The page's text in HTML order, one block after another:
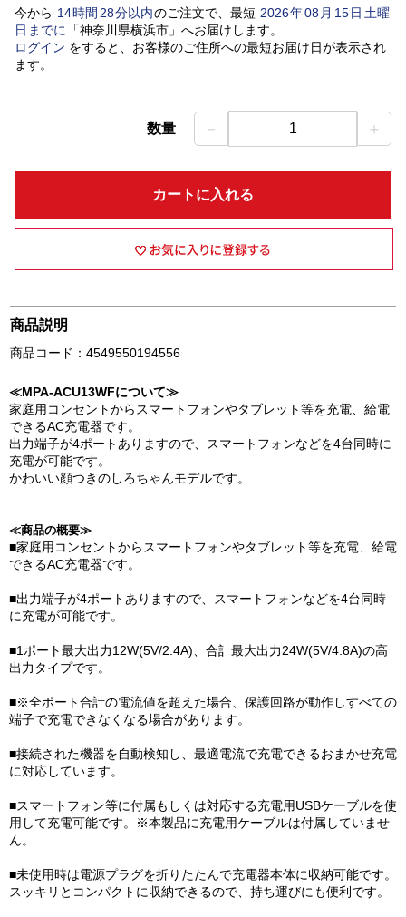
今から 14時間 28分以内のご注文で、最短 2026年08 月 15日土曜
日 までに 「神奈川県横浜市」 へお届けします。
ログイン をすると、お客様のご住所への最短お届け日が表示され
ます。
数量 － 1 ＋
カートに入れる
商品説明
商品コード：4549550194556
≪MPA-ACU13WFについて≫
家庭用コンセントからスマートフォンやタブレット等を充電、給電
できるAC充電器です。
出力端子が4ポートありますので、スマートフォンなどを4台同時に
充電が可能です。
かわいい顔つきのしろちゃんモデルです。
≪商品の概要≫
■家庭用コンセントからスマートフォンやタブレット等を充電、給電
できるAC充電器です。
■出力端子が4ポートありますので、スマートフォンなどを4台同時
に充電が可能です。
■1ポート最大出力12W(5V/2.4A)、合計最大出力24W(5V/4.8A)の高
出力タイプです。
■※全ポート合計の電流値を超えた場合、保護回路が動作しすべての
端子で充電できなくなる場合があります。
■接続された機器を自動検知し、最適電流で充電できるおまかせ充電
に対応しています。
■スマートフォン等に付属もしくは対応する充電用USBケーブルを使
用して充電可能です。※本製品に充電用ケーブルは付属していませ
ん。
■未使用時は電源プラグを折りたたんで充電器本体に収納可能です。
スッキリとコンパクトに収納できるので、持ち運びにも便利です。